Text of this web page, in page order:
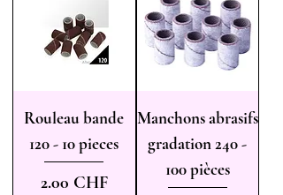
Rouleau bande
120 - 10 pieces
Prix
2.00 CHF
Manchons abrasifs
gradation 240 -
100 pièces